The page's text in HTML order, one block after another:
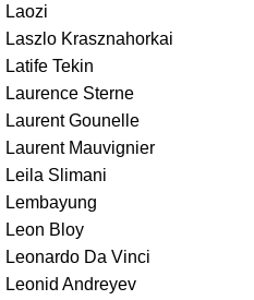
Laozi
Laszlo Krasznahorkai
Latife Tekin
Laurence Sterne
Laurent Gounelle
Laurent Mauvignier
Leila Slimani
Lembayung
Leon Bloy
Leonardo Da Vinci
Leonid Andreyev